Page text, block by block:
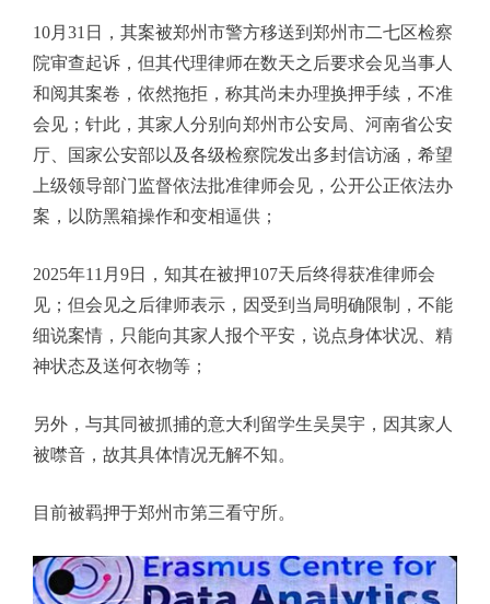
10月 31 日，其案被郑州市警方移送到郑州市二七区检察
院审查起诉，但其代理律师在数天之后要求会见当事人
和阅其案卷，依然拖拒，称其尚未办理换押手续，不准
会见；针此，其家人分别向郑州市公安局、河南省公安
厅、国家公安部以及各级检察院发出多封信访涵，希望
上级领导部门监督依法批准律师会见，公开公正依法办
案，以防黑箱操作和变相逼供；
2025年11 月 9日，知其在被押107天后终得获准律师会
见；但会见之后律师表示，因受到当局明确限制，不能
细说案情，只能向其家人报个平安，说点身体状况、精
神状态及送何衣物等；
另外，与其同被抓捕的意大利留学生吴昊宇，因其家人
被噤音，故其具体情况无解不知。
目前被羁押于郑州市第三看守所。